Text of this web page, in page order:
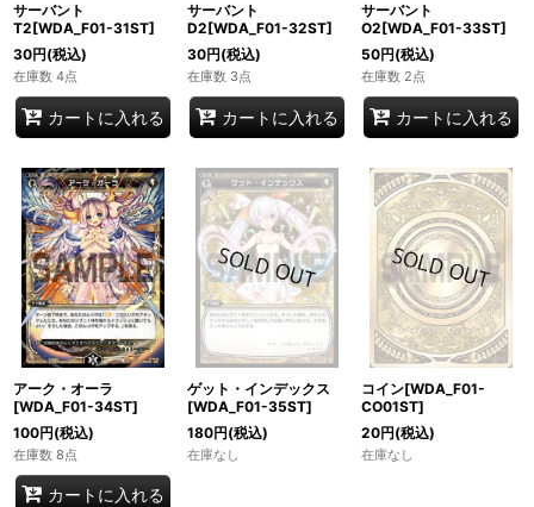
サーバント
T2[WDA_F01-31ST]
30円(税込)
在庫数 4点
カートに入れる
サーバント
D2[WDA_F01-32ST]
30円(税込)
在庫数 3点
カートに入れる
サーバント
O2[WDA_F01-33ST]
50円(税込)
在庫数 2点
カートに入れる
アーク・オーラ
[WDA_F01-34ST]
100円(税込)
在庫数 8点
カートに入れる
ゲット・インデックス
[WDA_F01-35ST]
180円(税込)
在庫なし
コイン[WDA_F01-
CO01ST]
20円(税込)
在庫なし